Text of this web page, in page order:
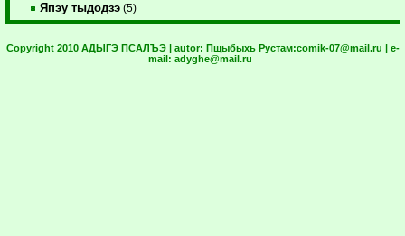
Япэу тыдодзэ (5)
Copyright 2010 АДЫГЭ ПСАЛЪЭ | autor: Пщыбыхь Рустам:comik-07@mail.ru | e-
mail: adyghe@mail.ru